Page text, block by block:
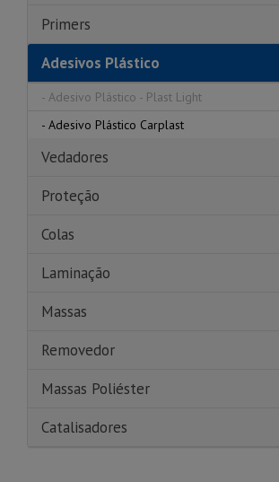
Primers
Adesivos Plástico
- Adesivo Plástico - Plast Light
- Adesivo Plástico Carplast
Vedadores
Proteção
Colas
Laminação
Massas
Removedor
Massas Poliéster
Catalisadores